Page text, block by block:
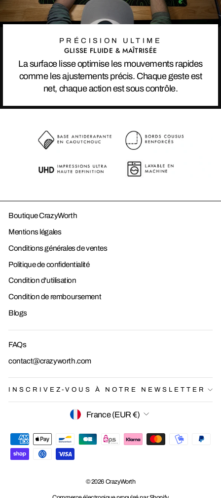
PRÉCISION ULTIME
GLISSE FLUIDE & MAÎTRISÉE
La surface lisse optimise les mouvements rapides
comme les ajustements précis. Chaque geste est
net, chaque action est sous contrôle.
Boutique CrazyWorth
Mentions légales
Conditions générales de ventes
Politique de confidentialité
Condition d'utilisation
Condition de remboursement
Blogs
FAQs
contact@crazyworth.com
INSCRIVEZ-VOUS À NOTRE NEWSLETTER
DEVISEFrance (EUR €)
© 2026 CrazyWorth